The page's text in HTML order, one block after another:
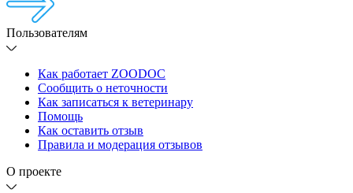
Пользователям
Как работает ZOODOC
Сообщить о неточности
Как записаться к ветеринару
Помощь
Как оставить отзыв
Правила и модерация отзывов
О проекте